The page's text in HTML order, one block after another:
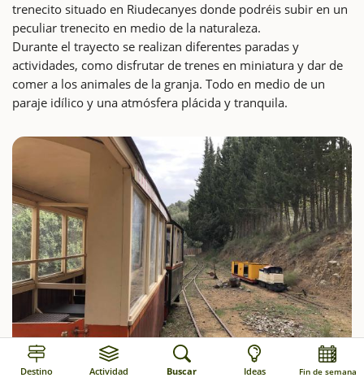
trenecito situado en Riudecanyes donde podréis subir en un
peculiar trenecito en medio de la naturaleza.
Durante el trayecto se realizan diferentes paradas y
actividades, como disfrutar de trenes en miniatura y dar de
comer a los animales de la granja. Todo en medio de un
paraje idílico y una atmósfera plácida y tranquila.
Destino Actividad Buscar Ideas Fin de semana